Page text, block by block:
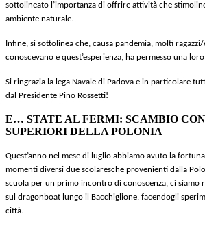
sottolineato l’importanza di offrire attività che
ambiente naturale.
Infine, si sottolinea che, causa pandemia, molti
conoscevano e quest’esperienza, ha permesso una
Si ringrazia la lega Navale di Padova e in particolare
dal Presidente Pino Rossetti!
E… STATE AL FERMI: SCAMBIO
SUPERIORI DELLA POLONIA
Quest’anno nel mese di luglio abbiamo avuto la
momenti diversi due scolaresche provenienti dalla
scuola per un primo incontro di conoscenza, ci siamo
sul dragonboat lungo il Bacchiglione, facendogli
città.